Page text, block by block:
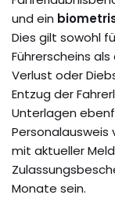
und ein
Dies gilt sowohl
Führerscheins
Verlust oder
Entzug der
Unterlagen
Personalausweis
mit aktueller
Monate sein.